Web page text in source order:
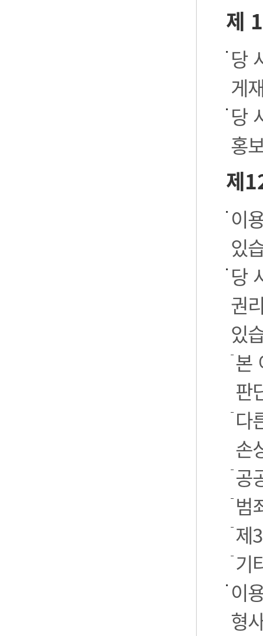
제
당
게
당
홍
제
이
있
당
권
있
본
판
다
손
공
범
제
기
이
형